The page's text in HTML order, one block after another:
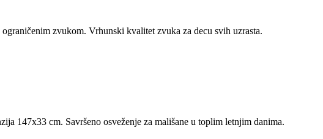
zvukom. Vrhunski kvalitet zvuka za decu svih uzrasta.
147x33 cm. Savršeno osveženje za mališane u toplim letnjim danima.